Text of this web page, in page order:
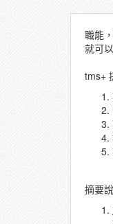
職能
就可
tms+
摘要